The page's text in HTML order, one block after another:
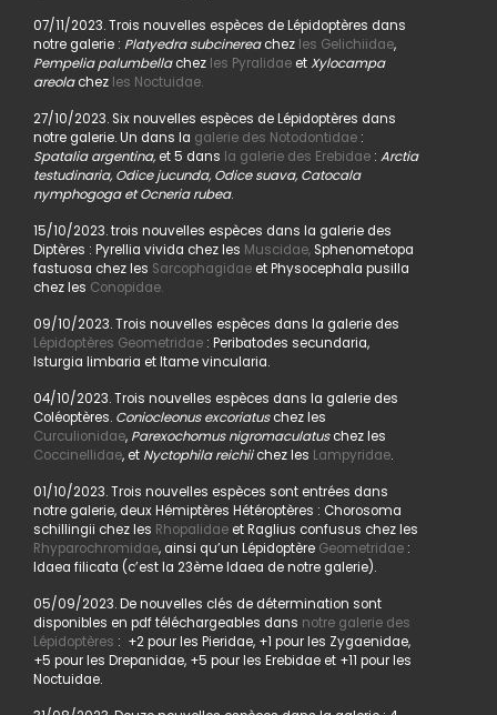
07/11/2023. Trois nouvelles espèces de Lépidoptères dans
notre galerie : Platyedra subcinereachez les Gelichiidae,
Pempelia palumbellachez les PyralidaeetXylocampa
areolachez les Noctuidae.
27/10/2023. Six nouvelles espèces de Lépidoptères dans
notre galerie. Un dans la galerie des Notodontidae:
Spatalia argentina, et 5 dans la galerie des Erebidae: Arctia
testudinaria, Odice jucunda, Odice suava, Catocala
nymphogoga et Ocneria rubea.
15/10/2023. trois nouvelles espèces dans la galerie des
Diptères : Pyrellia vivida chez les Muscidae,Sphenometopa
fastuosa chez les Sarcophagidaeet Physocephala pusilla
chez les Conopidae.
09/10/2023. Trois nouvelles espèces dans la galerie des
Lépidoptères Geometridae: Peribatodes secundaria,
Isturgia limbaria et Itame vincularia.
04/10/2023. Trois nouvelles espèces dans la galerie des
Coléoptères. Coniocleonus excoriatuschez les
Curculionidae, Parexochomus nigromaculatuschez les
Coccinellidae, et Nyctophila reichiichez les Lampyridae.
01/10/2023. Trois nouvelles espèces sont entrées dans
notre galerie, deux Hémiptères Hétéroptères : Chorosoma
schillingii chez les Rhopalidaeet Raglius confusus chez les
Rhyparochromidae, ainsi qu’un Lépidoptère Geometridae:
Idaea filicata (c’est la 23ème Idaea de notre galerie).
05/09/2023. De nouvelles clés de détermination sont
disponibles en pdf téléchargeables dans notre galerie des
Lépidoptères : +2 pour les Pieridae, +1 pour les Zygaenidae,
+5 pour les Drepanidae, +5 pour les Erebidae et +11 pour les
Noctuidae.